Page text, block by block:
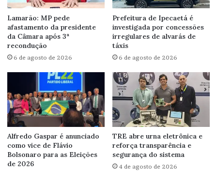
Lamarão: MP pede
afastamento da presidente
da Câmara após 3ª
recondução
6 de agosto de 2026
Prefeitura de Ipecaetá é
investigada por concessões
irregulares de alvarás de
táxis
6 de agosto de 2026
Alfredo Gaspar é anunciado
como vice de Flávio
Bolsonaro para as Eleições
de 2026
TRE abre urna eletrônica e
reforça transparência e
segurança do sistema
4 de agosto de 2026